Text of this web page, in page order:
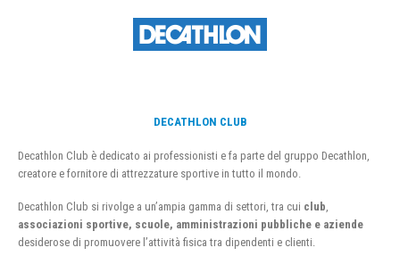
DECATHLON CLUB
Decathlon Club è dedicato ai professionisti e fa parte del gruppo Decathlon,
creatore e fornitore di attrezzature sportive in tutto il mondo.
Decathlon Club si rivolge a un’ampia gamma di settori, tra cui club
associazioni sportive, scuole, amministrazioni pubbliche e aziende
desiderose di promuovere l’attività fisica tra dipendenti e clienti.